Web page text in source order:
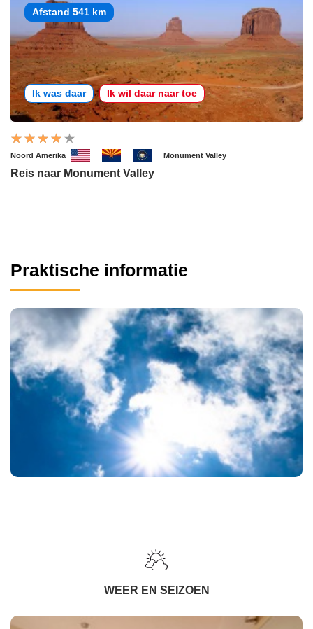
Afstand 541 km
Ik was daar Ik wil daar naar toe
Noord Amerika Monument Valley
Reis naar Monument Valley
Praktische informatie
WEER EN SEIZOEN